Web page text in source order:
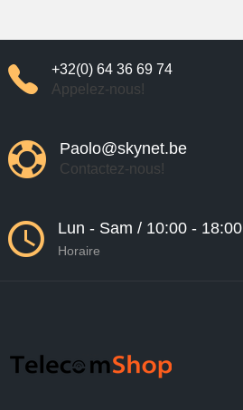
+32(0) 64 36 69 74
Appelez-nous!
Paolo@skynet.be
Contactez-nous!
Lun - Sam / 10:00 - 18:00
Horaire